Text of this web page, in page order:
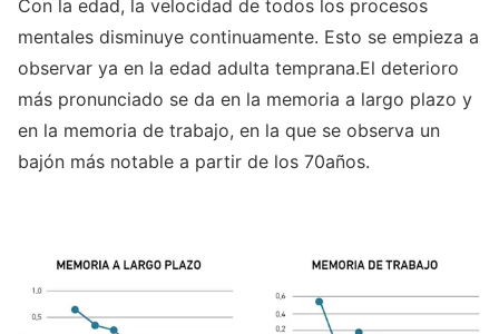
Con la edad, la velocidad de todos los procesos
mentales disminuye continuamente. Esto se empieza a
observar ya en la edad adulta temprana.El deterioro
más pronunciado se da en la memoria a largo plazo y
en la memoria de trabajo, en la que se observa un
bajón más notable a partir de los 70años.